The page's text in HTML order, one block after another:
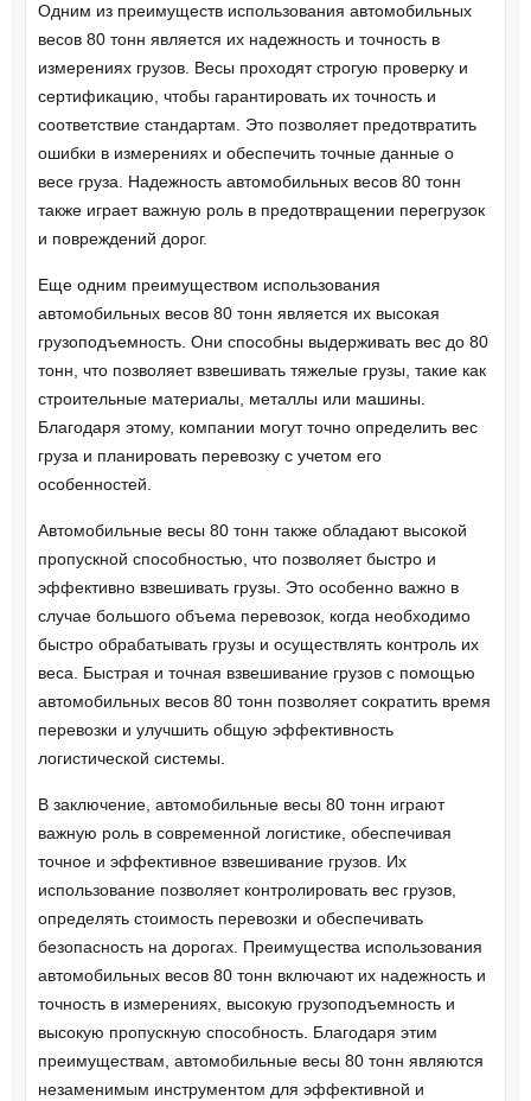
Одним из преимуществ использования автомобильных
весов 80 тонн является их надежность и точность в
измерениях грузов. Весы проходят строгую проверку и
сертификацию, чтобы гарантировать их точность и
соответствие стандартам. Это позволяет предотвратить
ошибки в измерениях и обеспечить точные данные о
весе груза. Надежность автомобильных весов 80 тонн
также играет важную роль в предотвращении перегрузок
и повреждений дорог.
Еще одним преимуществом использования
автомобильных весов 80 тонн является их высокая
грузоподъемность. Они способны выдерживать вес до 80
тонн, что позволяет взвешивать тяжелые грузы, такие как
строительные материалы, металлы или машины.
Благодаря этому, компании могут точно определить вес
груза и планировать перевозку с учетом его
особенностей.
Автомобильные весы 80 тонн также обладают высокой
пропускной способностью, что позволяет быстро и
эффективно взвешивать грузы. Это особенно важно в
случае большого объема перевозок, когда необходимо
быстро обрабатывать грузы и осуществлять контроль их
веса. Быстрая и точная взвешивание грузов с помощью
автомобильных весов 80 тонн позволяет сократить время
перевозки и улучшить общую эффективность
логистической системы.
В заключение, автомобильные весы 80 тонн играют
важную роль в современной логистике, обеспечивая
точное и эффективное взвешивание грузов. Их
использование позволяет контролировать вес грузов,
определять стоимость перевозки и обеспечивать
безопасность на дорогах. Преимущества использования
автомобильных весов 80 тонн включают их надежность и
точность в измерениях, высокую грузоподъемность и
высокую пропускную способность. Благодаря этим
преимуществам, автомобильные весы 80 тонн являются
незаменимым инструментом для эффективной и